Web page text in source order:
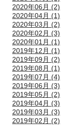
2020年06月 (2)
2020年04月 (1)
2020年03月 (2)
2020年02月 (3)
2020年01月 (1)
2019年12月 (1)
2019年09月 (2)
2019年08月 (1)
2019年07月 (4)
2019年06月 (3)
2019年05月 (2)
2019年04月 (3)
2019年03月 (3)
2019年02月 (2)